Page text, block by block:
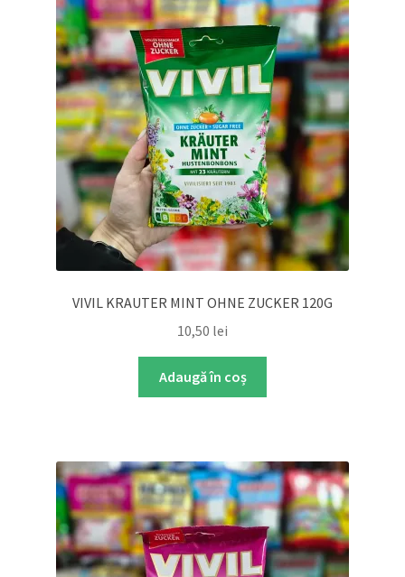
VIVIL KRAUTER MINT OHNE ZUCKER 120G
10,50 lei
Adaugă în coș